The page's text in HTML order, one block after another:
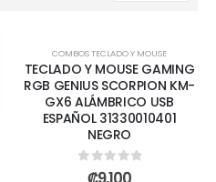
COMBOS TECLADO Y MOUSE
TECLADO Y MOUSE GAMING
RGB GENIUS SCORPION KM-
GX6 ALÁMBRICO USB
ESPAÑOL 31330010401
NEGRO
out of 5